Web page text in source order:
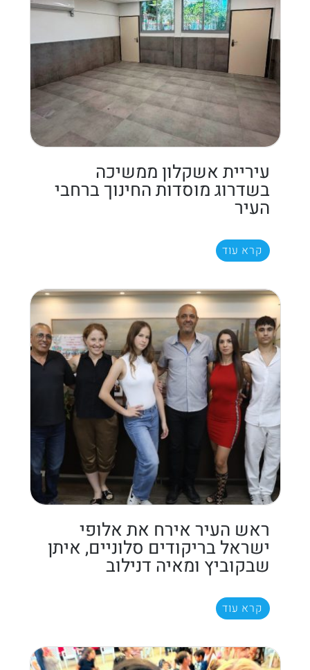
עיריית אשקלון ממשיכה
בשדרוג מוסדות החינוך ברחבי
העיר
קרא עוד
ראש העיר אירח את אלופי
ישראל בריקודים סלוניים, איתן
שבקוביץ ומאיה דנילוב
קרא עוד